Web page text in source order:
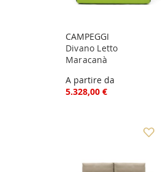
CAMPEGGI
Divano Letto
Maracanà
A partire da
5.328,00 €